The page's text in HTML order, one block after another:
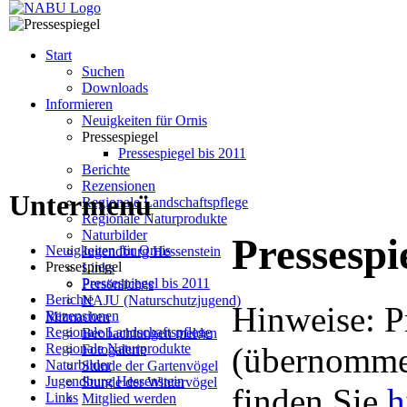
Start
Suchen
Downloads
Informieren
Neuigkeiten für Ornis
Pressespiegel
Pressespiegel bis 2011
Berichte
Rezensionen
Regionale Landschaftspflege
Regionale Naturprodukte
Naturbilder
Jugendburg Hessenstein
Links
Persönliches
NAJU (Naturschutzjugend)
Mitmachen
Beobachtungen melden
Fotogalerie
Stunde der Gartenvögel
Stunde der Wintervögel
Mitglied werden
Untermenü
Neuigkeiten für Ornis
Pressespiegel
Pressespiegel bis 2011
Berichte
Rezensionen
Regionale Landschaftspflege
Regionale Naturprodukte
Naturbilder
Jugendburg Hessenstein
Links
Hinweise: